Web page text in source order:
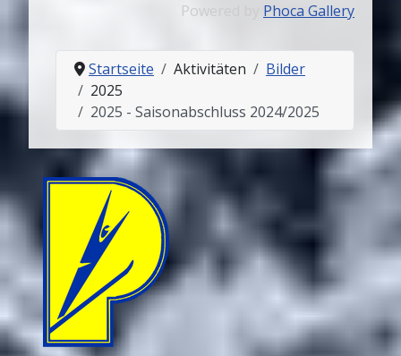
Powered by Phoca Gallery
Startseite Aktivitäten
Bilder
2025
2025 - Saisonabschluss 2024/2025